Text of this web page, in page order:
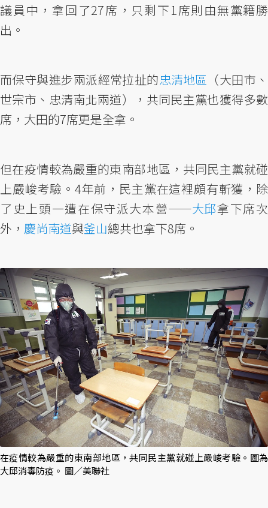
議員中，拿回了27席，只剩下1席則由無黨籍勝
出。
而保守與進步兩派經常拉扯的忠清地區 （大田市、
世宗市、忠清南北兩道），共同民主黨也獲得多數
席，大田的7席更是全拿。
但在疫情較為嚴重的東南部地區，共同民主黨就碰
上嚴峻考驗。4年前，民主黨在這裡頗有斬獲，除
了史上頭一遭在保守派大本營——大邱拿下席次
外， 慶尚南道與釜山總共也拿下8席。
在疫情較為嚴重的東南部地區，共同民主黨就碰上嚴峻考驗。圖為
大邱消毒防疫。 圖／美聯社